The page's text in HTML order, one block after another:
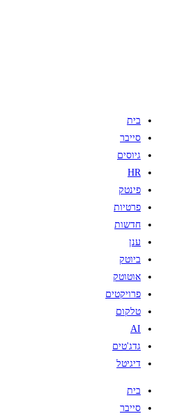
בית
סייבר
גיוסים
HR
פינטק
פרטיות
חדשות
ענן
ביוטק
אוטוטק
פרויקטים
טלקום
AI
גדג'טים
דיגיטל
בית
סייבר